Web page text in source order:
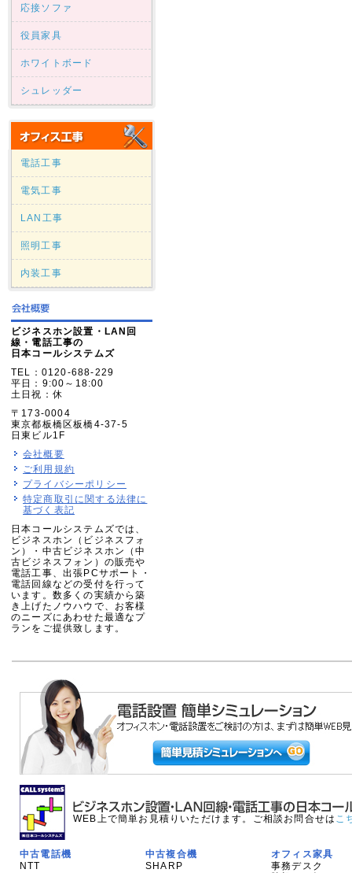
応接ソファ
役員家具
ホワイトボード
シュレッダー
電話工事
電気工事
LAN工事
照明工事
内装工事
ビジネスホン設置・LAN回
線・電話工事の
日本コールシステムズ
TEL：0120-688-229
平日：9:00～18:00
土日祝：休
〒173-0004
東京都板橋区板橋4-37-5
日東ビル1F
会社概要
ご利用規約
プライバシーポリシー
特定商取引に関する法律に
基づく表記
日本コールシステムズでは、
ビジネスホン（ビジネスフォ
ン）・中古ビジネスホン（中
古ビジネスフォン）の販売や
電話工事、出張PCサポート・
電話回線などの受付を行って
います。数多くの実績から築
き上げたノウハウで、お客様
のニーズにあわせた最適なプ
ランをご提供致します。
WEB上で簡単お見積りいただけます。ご相談お問合せは こ
中古電話機
NTT
中古複合機
SHARP
オフィス家具
事務デスク